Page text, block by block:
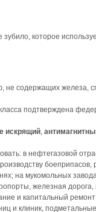
которое
не содержащих железа,
подтверждена
искрящий,
в нефтегазовой
боеприпасов,
на мукомольных
железная
и капитальный
и клиник,